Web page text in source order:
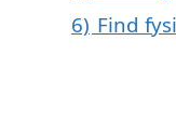
6) Find